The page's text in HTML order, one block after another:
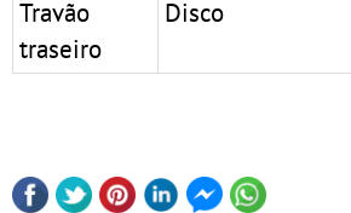
Travão
traseiro
Disco